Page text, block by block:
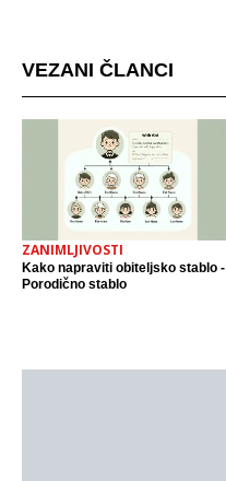
VEZANI ČLANCI
ZANIMLJIVOSTI
Kako napraviti obiteljsko stablo -
Porodično stablo